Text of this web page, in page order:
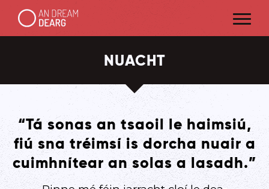
NUACHT
“Tá sonas an tsaoil le haimsiú,
fiú sna tréimsí is dorcha nuair a
cuimhnítear an solas a lasadh.”